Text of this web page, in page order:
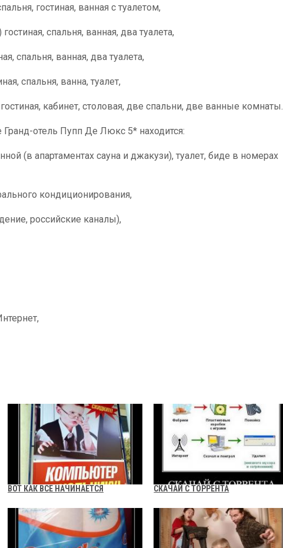
гостиная, ванная с туалетом,
спальня, ванная, два туалета,
спальня, ванная, два туалета,
спальня, ванна, туалет,
кабинет, столовая, две спальни, две ванные комнаты.
отель Пупп Де Люкс 5* находится:
(в апартаментах сауна и джакузи), туалет, биде в номерах
кондиционирования,
российские каналы),
ВОТ КАК ВСЕ НАЧИНАЕТСЯ СКАЧАЙ С ТОРРЕНТА